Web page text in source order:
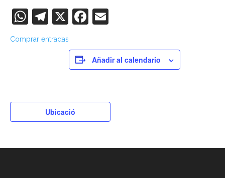
WhatsApp
Telegram
X Facebook
Comprar entradas
Añadir al calendario
Ubicació